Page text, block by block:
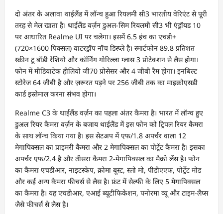
दो अंतर के अलावा थाईलैंड में लॉन्च हुआ रियलमी सी3 भारतीय वेरिएंट से पूरी
तरह से मेल खाता है। थाईलैंड वर्ज़न डुअल-सिम रियलमी सी3 भी एंड्रॉयड 10
पर आधारित Realme UI पर चलेगा। इसमें 6.5 इंच का एचडी+
(720×1600 पिक्सल) वाटरड्रॉप नॉच डिस्प्ले है। स्मार्टफोन 89.8 प्रतिशत
स्क्रीन टू बॉडी रेशियो और कॉर्निंग गोरिल्ला ग्लास 3 प्रोटेक्शन से लैस होगा।
फोन में मीडियाटेक हीलियो जी70 प्रोसेसर और 4 जीबी रैम होगा। इनबिल्ट
स्टोरेज 64 जीबी है और ज़रूरत पड़ने पर 256 जीबी तक का माइक्रोएसडी
कार्ड इस्तेमाल करना संभव होगा।
Realme C3 के थाईलैंड वर्ज़न का पहला अंतर कैमरा है। भारत में लॉन्च हुए
डुअल रियर कैमरा वर्ज़न के बजाय थाईलैंड में इस फोन को ट्रिपल रियर कैमरा
के साथ लॉन्च किया गया है। इस सेटअप में एफ/1.8 अपर्चर वाला 12
मेगापिक्सल का प्राइमरी कैमरा और 2 मेगापिक्सल का पोर्ट्रेट कैमरा है। इसका
अपर्चर एफ/2.4 है और तीसरा कैमरा 2-मेगापिक्सल का मैक्रो लेंस है। फोन
का कैमरा एचडीआर, नाइटस्केप, क्रोमा बूस्ट, स्लो मो, पीडीएएफ, पोर्ट्रेट मोड
और कई अन्य कैमरा फीचर्स से लैस है। फ्रंट में सेल्फी के लिए 5 मेगापिक्सल
का कैमरा है। यह एचडीआर, एआई ब्यूटीफिकेशन, पनोरमा व्यू और टाइम-लैप्स
जैसे फीचर्स से लैस है।